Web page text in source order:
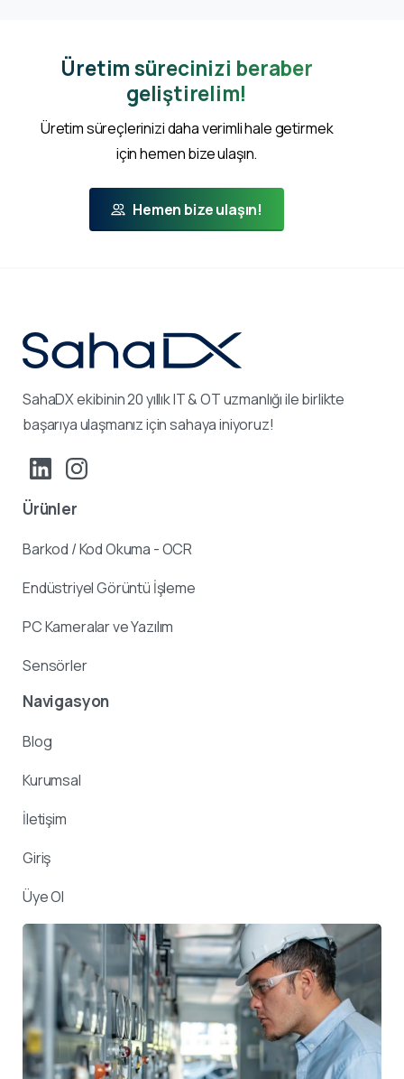
Üretim sürecinizi beraber
geliştirelim!
Üretim süreçlerinizi daha verimli hale getirmek
için hemen bize ulaşın.
Hemen bize ulaşın!
SahaDX ekibinin 20 yıllık IT & OT uzmanlığı ile birlikte
başarıya ulaşmanız için sahaya iniyoruz!
Ürünler
Barkod / Kod Okuma - OCR
Endüstriyel Görüntü İşleme
PC Kameralar ve Yazılım
Sensörler
Navigasyon
Blog
Kurumsal
İletişim
Giriş
Üye Ol